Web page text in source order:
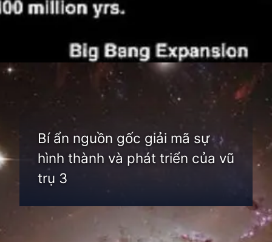
Bí ẩn nguồn gốc giải mã sự
hình thành và phát triển của vũ
trụ 3